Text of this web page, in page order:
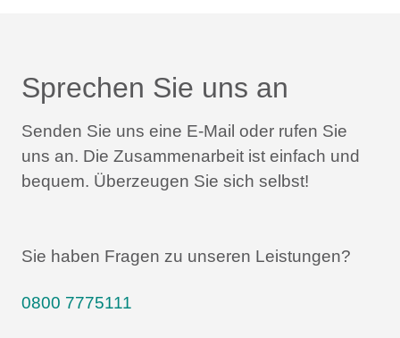
Sprechen Sie uns an
Senden Sie uns eine E-Mail oder rufen Sie
uns an. Die Zusammenarbeit ist einfach und
bequem. Überzeugen Sie sich selbst!
Sie haben Fragen zu unseren Leistungen?
0800 7775111